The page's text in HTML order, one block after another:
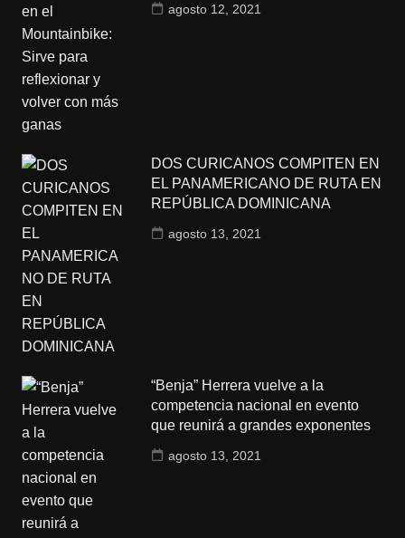
agosto 12, 2021
DOS CURICANOS COMPITEN EN
EL PANAMERICANO DE RUTA EN
REPÚBLICA DOMINICANA
agosto 13, 2021
“Benja” Herrera vuelve a la
competencia nacional en evento
que reunirá a grandes exponentes
agosto 13, 2021